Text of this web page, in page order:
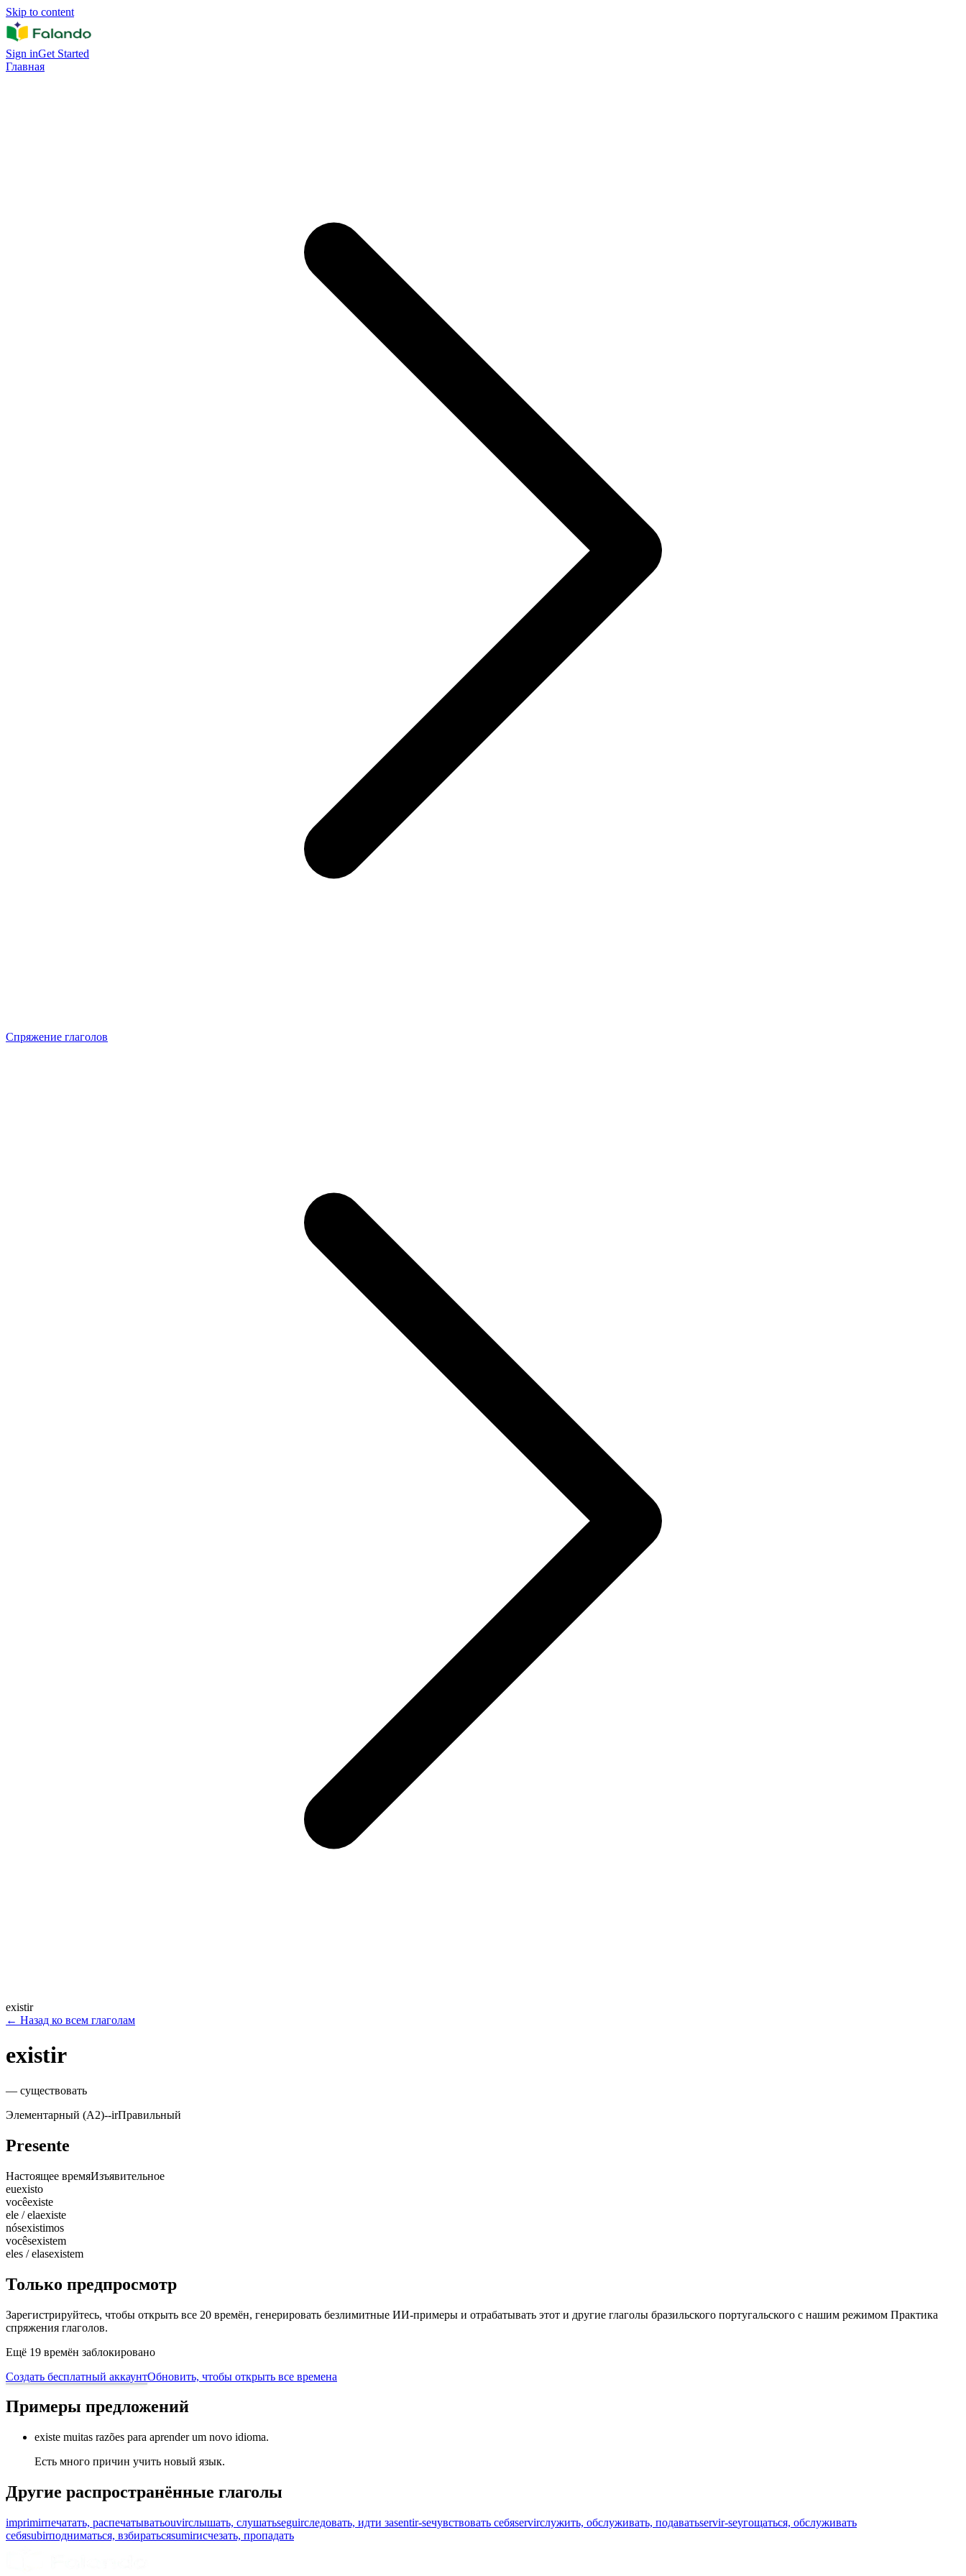
Skip to content
Sign inGet Started
Главная
Спряжение глаголов
existir
← Назад ко всем глаголам
existir
— существовать
Элементарный (A2)--irПравильный
Presente
Настоящее времяИзъявительное
euexisto
vocêexiste
ele / elaexiste
nósexistimos
vocêsexistem
eles / elasexistem
Только предпросмотр
Зарегистрируйтесь, чтобы открыть все 20 времён, генерировать безлимитные ИИ-примеры и отрабатывать этот и другие глаголы бразильского португальского с нашим режимом Практика
спряжения глаголов.
Ещё 19 времён заблокировано
Создать бесплатный аккаунтОбновить, чтобы открыть все времена
Примеры предложений
existe muitas razões para aprender um novo idioma.
Есть много причин учить новый язык.
Другие распространённые глаголы
imprimirпечатать, распечатыватьouvirслышать, слушатьseguirследовать, идти заsentir-seчувствовать себяservirслужить, обслуживать, подаватьservir-seугощаться, обслуживать
себяsubirподниматься, взбиратьсяsumirисчезать, пропадать